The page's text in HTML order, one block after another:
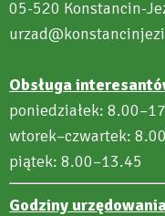
05-520 Konstancin-
Obsługa
poniedziałek:
wtorek–czwartek:
piątek: 8.00–13.45
Godziny